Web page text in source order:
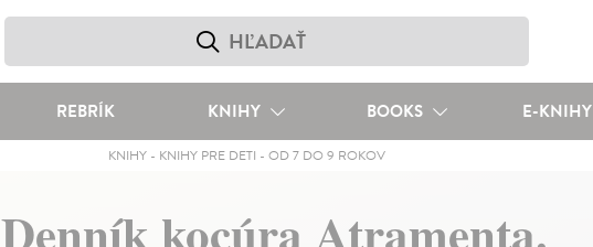
REBRÍK KNIHY BOOKS E-KNIHY
KNIHY - KNIHY PRE DETI -OD 7 DO 9 ROKOV